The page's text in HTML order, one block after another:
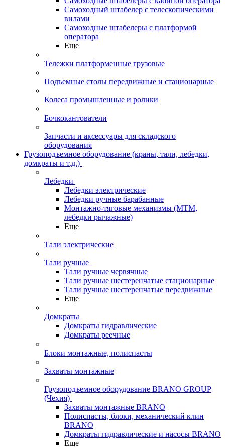
Самоходный штабелер с телескопическими
вилами
Самоходные штабелеры с платформой
оператора
Еще
Тележки платформенные грузовые
Подъемные столы передвижные и стационарные
Колеса промышленные и ролики
Бочкокантователи
Запчасти и аксессуары для складского
оборудования
Грузоподъемное оборудование (краны, тали, лебедки,
домкраты и т.д.)
Лебедки
Лебедки электрические
Лебедки ручные барабанные
Монтажно-тяговые механизмы (МТМ,
лебедки рычажные)
Еще
Тали электрические
Тали ручные
Тали ручные червячные
Тали ручные шестеренчатые стационарные
Тали ручные шестеренчатые передвижные
Еще
Домкраты
Домкраты гидравлические
Домкраты реечные
Блоки монтажные, полиспасты
Захваты монтажные
Грузоподъемное оборудование BRANO GROUP
(Чехия)
Захваты монтажные BRANO
Полиспасты, блоки, механический клин
BRANO
Домкраты гидравлические и насосы BRANO
Еще